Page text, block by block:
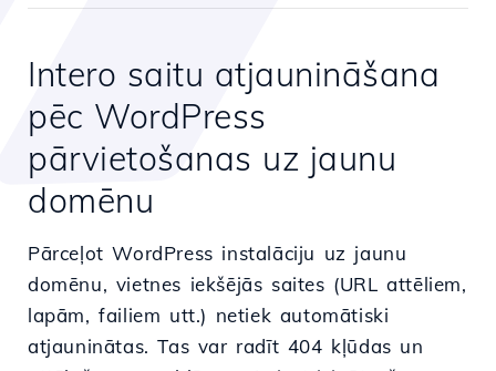
Intero saitu atjaunināšana
pēc WordPress
pārvietošanas uz jaunu
domēnu
Pārceļot WordPress instalāciju uz jaunu
domēnu, vietnes iekšējās saites (URL attēliem,
lapām, failiem utt.) netiek automātiski
atjauninātas. Tas var radīt 404 kļūdas un